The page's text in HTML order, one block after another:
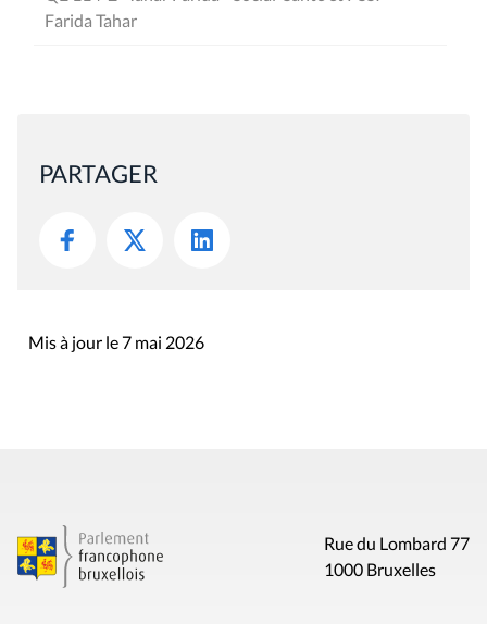
Farida Tahar
PARTAGER
Mis à jour le 7 mai 2026
Rue du Lombard 77
1000 Bruxelles